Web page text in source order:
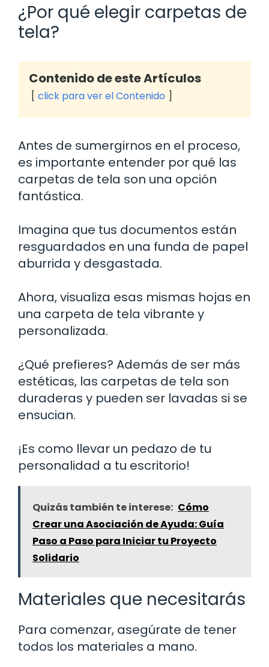
¿Por qué elegir carpetas de
tela?
Contenido de este Artículos
click para ver el Contenido
Antes de sumergirnos en el proceso,
es importante entender por qué las
carpetas de tela son una opción
fantástica.
Imagina que tus documentos están
resguardados en una funda de papel
aburrida y desgastada.
Ahora, visualiza esas mismas hojas en
una carpeta de tela vibrante y
personalizada.
¿Qué prefieres? Además de ser más
estéticas, las carpetas de tela son
duraderas y pueden ser lavadas si se
ensucian.
¡Es como llevar un pedazo de tu
personalidad a tu escritorio!
Quizás también te interese: Cómo
Crear una Asociación de Ayuda: Guía
Paso a Paso para Iniciar tu Proyecto
Solidario
Materiales que necesitarás
Para comenzar, asegúrate de tener
todos los materiales a mano.